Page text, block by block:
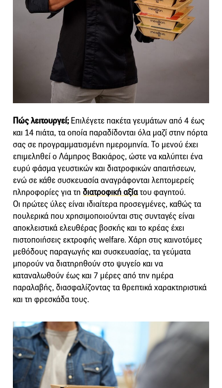
Πώς λειτουργεί; Επιλέγετε πακέτα γευμάτων από 4 έως
και 14 πιάτα, τα οποία παραδίδονται όλα μαζί στην πόρτα
σας σε προγραμματισμένη ημερομηνία. Το μενού έχει
επιμεληθεί ο Λάμπρος Βακιάρος, ώστε να καλύπτει ένα
ευρύ φάσμα γευστικών και διατροφικών απαιτήσεων,
ενώ σε κάθε συσκευασία αναγράφονται λεπτομερείς
πληροφορίες για τη διατροφική αξίατου φαγητού.
Οι πρώτες ύλες είναι ιδιαίτερα προσεγμένες, καθώς τα
πουλερικά που χρησιμοποιούνται στις συνταγές είναι
αποκλειστικά ελευθέρας βοσκής και το κρέας έχει
πιστοποιήσεις εκτροφής welfare. Χάρη στις καινοτόμες
μεθόδους παραγωγής και συσκευασίας, τα γεύματα
μπορούν να διατηρηθούν στο ψυγείο και να
καταναλωθούν έως και 7 μέρες από την ημέρα
παραλαβής, διασφαλίζοντας τα θρεπτικά χαρακτηριστικά
και τη φρεσκάδα τους.